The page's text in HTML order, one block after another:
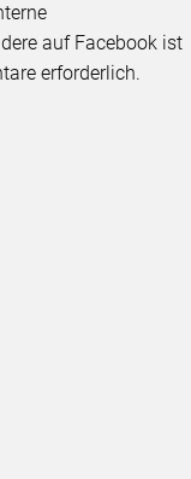
auf Facebook ist
erforderlich.